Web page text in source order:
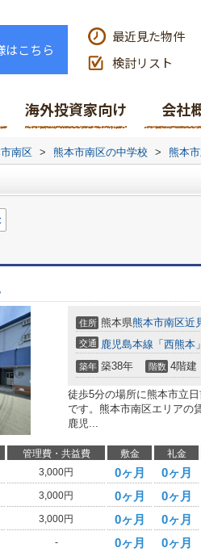
はこちら
最近見た物件
検討リスト
海外投資家向け 会社
南区 > 熊本市南区の中学校 > 熊本
住所 熊本県熊本市南区近
交通 鹿児島本線 「 西熊本
築年 築38年 階数 4階建
徒歩5分の場所に熊本市立
です。熊本市南区エリアの
鹿児...
管理費・共益費 敷金 礼金
3,000円 0ヶ月 0ヶ月
3,000円 0ヶ月 0ヶ月
3,000円 0ヶ月 0ヶ月
- 0ヶ月 0ヶ月